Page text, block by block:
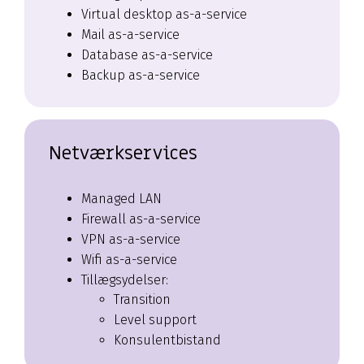
Virtual desktop as-a-service
Mail as-a-service
Database as-a-service
Backup as-a-service
Netværkservices
Managed LAN
Firewall as-a-service
VPN as-a-service
Wifi as-a-service
Tillægsydelser:
Transition
Level support
Konsulentbistand